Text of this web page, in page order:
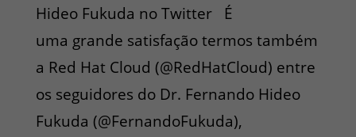
Hideo Fukuda no Twitter É
uma grande satisfação termos também
a Red Hat Cloud (@RedHatCloud) entre
os seguidores do Dr. Fernando Hideo
Fukuda (@FernandoFukuda),